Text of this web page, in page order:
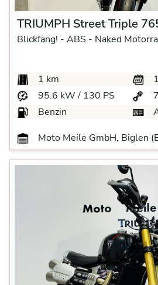
TRIUMPH Street Triple
Blickfang! - ABS - Naked
1 km
95.6 kW / 130 PS
Benzin
Moto Meile GmbH, Biglen